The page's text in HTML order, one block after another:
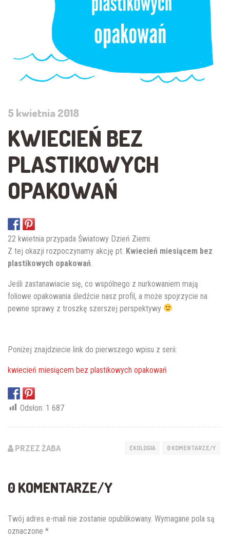
5 kwietnia 2018
KWIECIEŃ BEZ
PLASTIKOWYCH
OPAKOWAŃ
22 kwietnia przypada Światowy Dzień Ziemi.
Z tej okazji rozpoczynamy akcję pt. Kwiecień miesiącem bez
plastikowych opakowań
Jeśli zastanawiacie się, co wspólnego z nurkowaniem mają
foliowe opakowania śledźcie nasz profil, a może spojrzycie na
pewne sprawy z troszkę szerszej perspektywy
Poniżej znajdziecie link do pierwszego wpisu z serii:
kwiecień miesiącem bez plastikowych opakowań
Odsłon: 1 687
PRZEZ ŻABA EKOLOGIA 0 KOMENTARZE/Y
0 KOMENTARZE/Y
Twój adres e-mail nie zostanie opublikowany. Wymagane pola są
oznaczone *